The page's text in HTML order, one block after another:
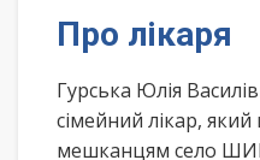
Про лікаря
Гурська Юлія
сімейний лікар,
мешканцям село